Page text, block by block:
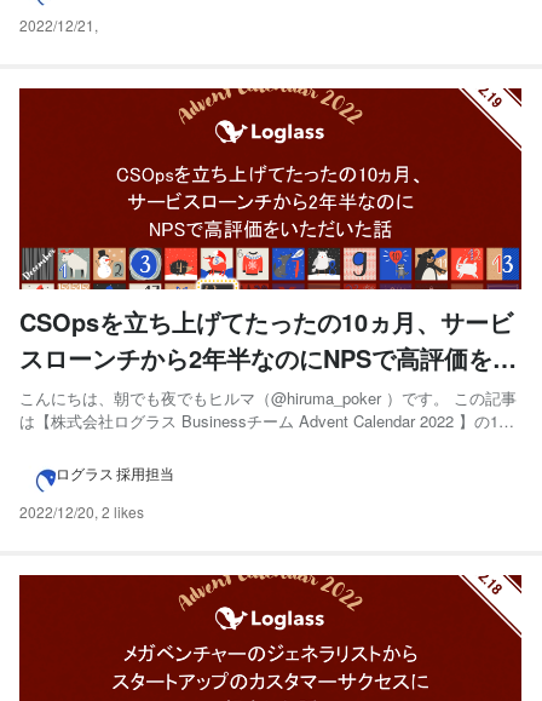
2022/12/21 ,
CSOpsを立ち上げてたったの10ヵ月、サービ
スローンチから2年半なのにNPSで高評価をい
ただいた話
こんにちは、朝でも夜でもヒルマ（@hiruma_poker ）です。 この記事
は【株式会社ログラス Businessチーム Advent Calendar 2022 】の19
節になりました。 この記事で、ログラスのCSOpsの立ち上げ、お客様
からのプロ...
ログラス 採用担当
2022/12/20, 2 likes